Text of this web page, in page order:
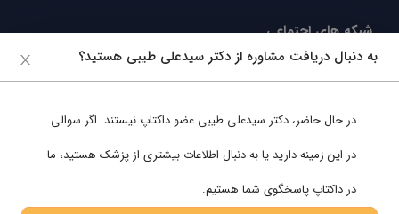
شبکه های اجتماعی
ما را در شبکه های اجتماعی دنبال کنید
به دنبال دریافت مشاوره از دکتر سیدعلی طیبی هستید؟
در حال حاضر، دکتر سیدعلی طیبی عضو داکتاپ نیستند. اگر سوالی
در این زمینه دارید یا به دنبال اطلاعات بیشتری از پزشک هستید، ما
در داکتاپ پاسخگوی شما هستیم.